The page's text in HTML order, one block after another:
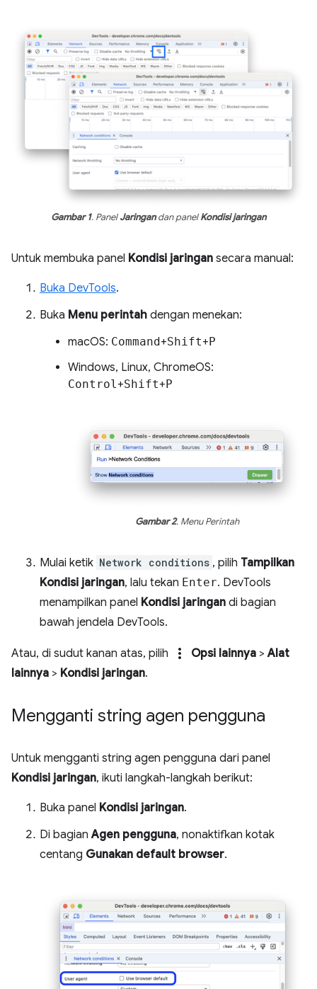
Gambar 1. PanelJaringandan panelKondisi jaringan
Untuk membuka panel Kondisi jaringan secara manual:
Buka DevTools.
Buka Menu perintah dengan menekan:
macOS: Command+Shift+P
Windows, Linux, ChromeOS:
Control +Shift+P
Gambar 2. Menu Perintah
Mulai ketik Network conditions , pilih Tampilkan
Kondisi jaringan, lalu tekan Enter. DevTools
menampilkan panel Kondisi jaringan di bagian
bawah jendela DevTools.
Atau, di sudut kanan atas, pilih more_vert Opsi lainnya >Alat
lainnya > Kondisi jaringan.
Mengganti string agen pengguna
Untuk mengganti string agen pengguna dari panel
Kondisi jaringan, ikuti langkah-langkah berikut:
Buka panel Kondisi jaringan.
Di bagianAgen pengguna, nonaktifkan kotak
centang Gunakan default browser.